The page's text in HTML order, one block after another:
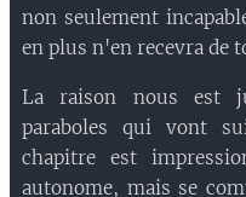
non seulement
en plus n'en recevra de
La raison nous est
paraboles qui vont
chapitre est
autonome, mais se